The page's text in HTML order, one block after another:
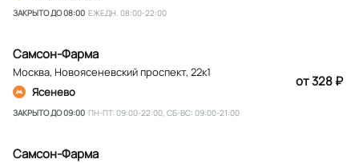
ЗАКРЫТО ДО 08:00 ЕЖЕДН. 08:00-22:00
Самсон-Фарма
Москва, Новоясеневский проспект, 22к1
Ясенево
ЗАКРЫТО ДО 09:00 ПН-ПТ: 09:00-22:00, СБ-ВС: 09:00-21:00
от 328 ₽
Самсон-Фарма